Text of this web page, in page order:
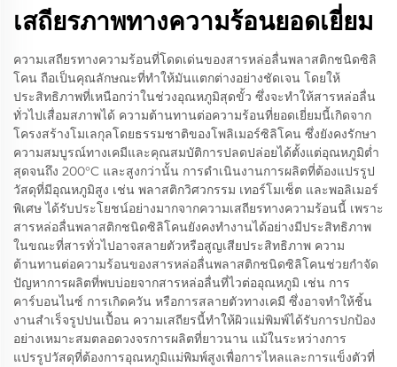
เสถียรภาพทางความร้อนยอดเยี่ยม
ความเสถียรทางความร้อนที่โดดเด่นของสารหล่อลื่นพลาสติกชนิดซิลิ
โคน ถือเป็นคุณลักษณะที่ทำให้มันแตกต่างอย่างชัดเจน โดยให้
ประสิทธิภาพที่เหนือกว่าในช่วงอุณหภูมิสุดขั้ว ซึ่งจะทำให้สารหล่อลื่น
ทั่วไปเสื่อมสภาพได้ ความต้านทานต่อความร้อนที่ยอดเยี่ยมนี้เกิดจาก
โครงสร้างโมเลกุลโดยธรรมชาติของโพลิเมอร์ซิลิโคน ซึ่งยังคงรักษา
ความสมบูรณ์ทางเคมีและคุณสมบัติการปลดปล่อยได้ตั้งแต่อุณหภูมิต่ำ
สุดจนถึง 200°C และสูงกว่านั้น การดำเนินงานการผลิตที่ต้องแปรรูป
วัสดุที่มีอุณหภูมิสูง เช่น พลาสติกวิศวกรรม เทอร์โมเซ็ต และพอลิเมอร์
พิเศษ ได้รับประโยชน์อย่างมากจากความเสถียรทางความร้อนนี้ เพราะ
สารหล่อลื่นพลาสติกชนิดซิลิโคนยังคงทำงานได้อย่างมีประสิทธิภาพ
ในขณะที่สารทั่วไปอาจสลายตัวหรือสูญเสียประสิทธิภาพ ความ
ต้านทานต่อความร้อนของสารหล่อลื่นพลาสติกชนิดซิลิโคนช่วยกำจัด
ปัญหาการผลิตที่พบบ่อยจากสารหล่อลื่นที่ไวต่ออุณหภูมิ เช่น การ
คาร์บอนไนซ์ การเกิดควัน หรือการสลายตัวทางเคมี ซึ่งอาจทำให้ชิ้น
งานสำเร็จรูปปนเปื้อน ความเสถียรนี้ทำให้ผิวแม่พิมพ์ได้รับการปกป้อง
อย่างเหมาะสมตลอดวงจรการผลิตที่ยาวนาน แม้ในระหว่างการ
แปรรูปวัสดุที่ต้องการอุณหภูมิแม่พิมพ์สูงเพื่อการไหลและการแข็งตัวที่